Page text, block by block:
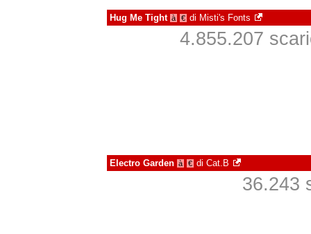
Hug Me Tight à € di Misti's Fonts
4.855.207
Electro Garden à € di Cat.B
36.243